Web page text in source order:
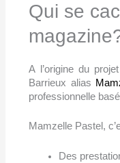
Qui se
A l’origine du
Barrieux alias
professionnelle
Mamzelle Pastel,
Des